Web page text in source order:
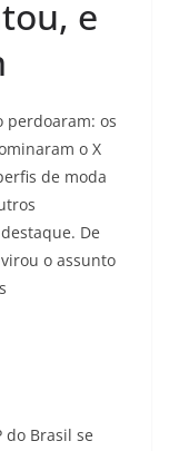
e
perdoaram: os
o X
de moda
De
o assunto
do Brasil se